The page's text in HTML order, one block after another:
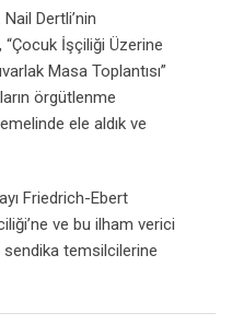
Dertli’nin
“Çocuk İşçiliği Üzerine
Masa Toplantısı”
örgütlenme
ele aldık ve
Friedrich-Ebert
e ve bu ilham verici
sendika temsilcilerine